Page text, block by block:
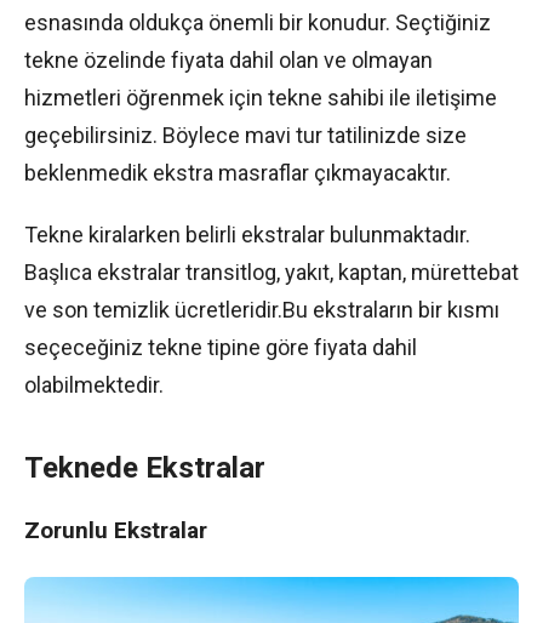
esnasında oldukça önemli bir konudur. Seçtiğiniz
tekne özelinde fiyata dahil olan ve olmayan
hizmetleri öğrenmek için tekne sahibi ile iletişime
geçebilirsiniz. Böylece mavi tur tatilinizde size
beklenmedik ekstra masraflar çıkmayacaktır.
Tekne kiralarken belirli ekstralar bulunmaktadır.
Başlıca ekstralar transitlog, yakıt, kaptan, mürettebat
ve son temizlik ücretleridir.Bu ekstraların bir kısmı
seçeceğiniz tekne tipine göre fiyata dahil
olabilmektedir.
Teknede Ekstralar
Zorunlu Ekstralar